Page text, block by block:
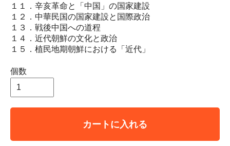
１１．辛亥革命と「中国」の国家建設
１２．中華民国の国家建設と国際政治
１３．戦後中国への道程
１４．近代朝鮮の文化と政治
１５．植民地期朝鮮における「近代」
個数
カートに入れる